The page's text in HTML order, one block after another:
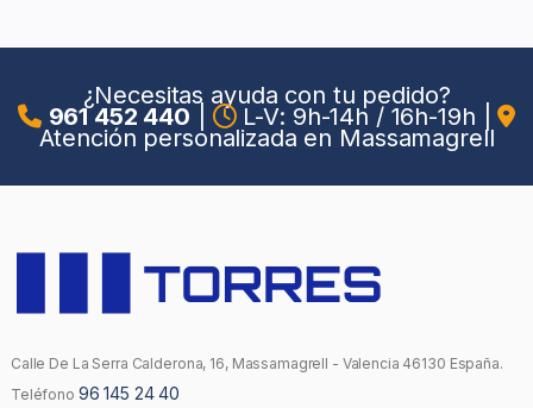
¿Necesitas ayuda con tu pedido?
961 452 440 L-V: 9h-14h / 16h-19h
Atención personalizada en Massamagrell
Calle De La Serra Calderona, 16, Massamagrell - Valencia 46130 España.
Teléfono 96 145 24 40